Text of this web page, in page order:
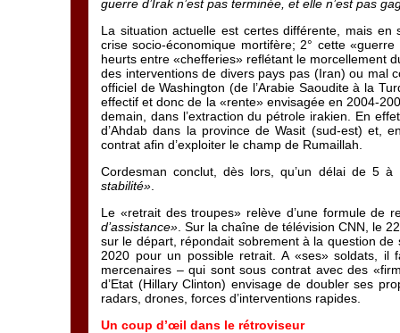
guerre d’Irak n’est pas terminée, et elle n’est pas
La situation actuelle est certes différente, mais en
crise socio-économique mortifère; 2° cette
heurts entre «chefferies» reflétant le morcellement
des interventions de divers pays pas (Iran) ou mal
officiel de Washington (de l’Arabie Saoudite à la
effectif et donc de la «rente» envisagée en 2004-
demain, dans l’extraction du pétrole irakien. En
d’Ahdab dans la province de Wasit (sud-est) et,
contrat afin d’exploiter le champ de Rumaillah.
Cordesman conclut, dès lors, qu’un délai de 5
stabilité»
Le «retrait des troupes» relève d’une formule de
d’assistance» . Sur la chaîne de télévision CNN, le
sur le départ, répondait sobrement à la question
2020 pour un possible retrait. A «ses» soldats, il
mercenaires – qui sont sous contrat avec des
d’Etat (Hillary Clinton) envisage de doubler ses
radars, drones, forces d’interventions rapides.
Un coup d’œil dans le rétroviseur